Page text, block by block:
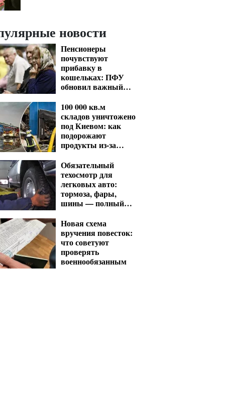
новости
Пенсионеры
почувствуют
прибавку в
кошельках: ПФУ
обновил важный
расчета выплат
100 000 кв.м
складов уничтожено
под Киевом: как
подорожают
продукты из-за
Обязательный
техосмотр для
легковых авто:
тормоза, фары,
шины — полный
Новая схема
вручения повесток:
что советуют
проверять
военнообязанным